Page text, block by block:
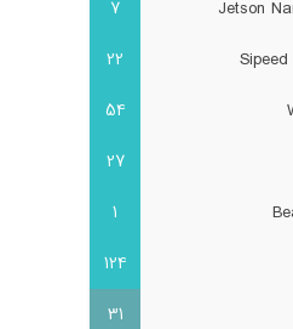
7
22
54
27
1
124
31